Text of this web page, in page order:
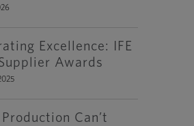
Excellence: IFE
Awards
Can’t